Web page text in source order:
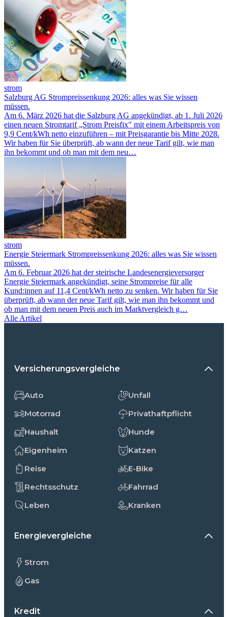
strom
Salzburg AG Strompreissenkung 2026: alles was Sie wissen
müssen.
Am 6. März 2026 hat die Salzburg AG angekündigt, ab 1. Juli 2026
einen neuen Stromtarif „Strom Preisfix" mit einem Arbeitspreis von
9,9 Cent/kWh netto einzuführen – mit Preisgarantie bis Mitte 2028.
Wir haben für Sie überprüft, ab wann der neue Tarif gilt, wie man
ihn bekommt und ob man mit dem neu…
strom
Energie Steiermark Strompreissenkung 2026: alles was Sie wissen
müssen.
Am 6. Februar 2026 hat der steirische Landesenergieversorger
Energie Steiermark angekündigt, seine Strompreise für alle
Kund:innen auf 11,4 Cent/kWh netto zu senken. Wir haben für Sie
überprüft, ab wann der neue Tarif gilt, wie man ihn bekommt und
ob man mit dem neuen Preis auch im Marktvergleich g…
Alle Artikel
Versicherungsvergleiche
Auto
Motorrad
Haushalt
Eigenheim
Reise
Rechtsschutz
Leben
Unfall
Privathaftpflicht
Hunde
Katzen
E-Bike
Fahrrad
Kranken
Energievergleiche
Strom
Gas
Kredit